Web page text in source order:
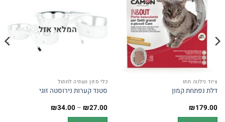
ציוד נילווה חתו
דלת נפתחת קמון
₪179.00
המלאי אזל
כלי מזון ושתיה לחתול
סטנד קערות נירוסטה זוגי
₪27.00
–
₪34.00 טווח